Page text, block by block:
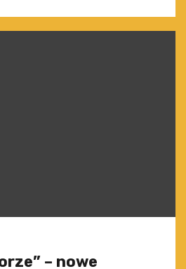
– nowe